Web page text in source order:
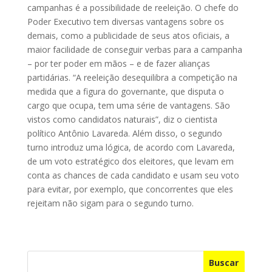
campanhas é a possibilidade de reeleição. O chefe do
Poder Executivo tem diversas vantagens sobre os
demais, como a publicidade de seus atos oficiais, a
maior facilidade de conseguir verbas para a campanha
– por ter poder em mãos – e de fazer alianças
partidárias. “A reeleição desequilibra a competição na
medida que a figura do governante, que disputa o
cargo que ocupa, tem uma série de vantagens. São
vistos como candidatos naturais”, diz o cientista
político Antônio Lavareda. Além disso, o segundo
turno introduz uma lógica, de acordo com Lavareda,
de um voto estratégico dos eleitores, que levam em
conta as chances de cada candidato e usam seu voto
para evitar, por exemplo, que concorrentes que eles
rejeitam não sigam para o segundo turno.
Buscar